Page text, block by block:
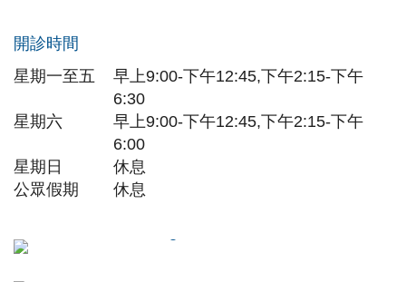
開診時間
星期一至五
早上9:00-下午12:45,下午2:15-下午
6:30
星期六
早上9:00-下午12:45,下午2:15-下午
6:00
星期日
休息
公眾假期
休息